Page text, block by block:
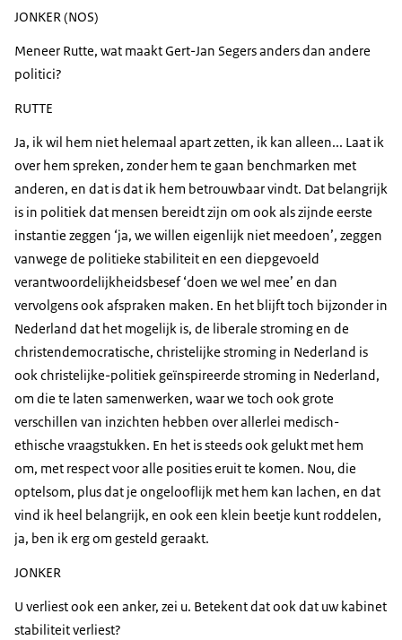
JONKER (NOS)
Meneer Rutte, wat maakt Gert-Jan Segers anders dan andere
politici?
RUTTE
Ja, ik wil hem niet helemaal apart zetten, ik kan alleen... Laat ik
over hem spreken, zonder hem te gaan benchmarken met
anderen, en dat is dat ik hem betrouwbaar vindt. Dat belangrijk
is in politiek dat mensen bereidt zijn om ook als zijnde eerste
instantie zeggen ‘ja, we willen eigenlijk niet meedoen’, zeggen
vanwege de politieke stabiliteit en een diepgevoeld
verantwoordelijkheidsbesef ‘doen we wel mee’ en dan
vervolgens ook afspraken maken. En het blijft toch bijzonder in
Nederland dat het mogelijk is, de liberale stroming en de
christendemocratische, christelijke stroming in Nederland is
ook christelijke-politiek geïnspireerde stroming in Nederland,
om die te laten samenwerken, waar we toch ook grote
verschillen van inzichten hebben over allerlei medisch-
ethische vraagstukken. En het is steeds ook gelukt met hem
om, met respect voor alle posities eruit te komen. Nou, die
optelsom, plus dat je ongelooflijk met hem kan lachen, en dat
vind ik heel belangrijk, en ook een klein beetje kunt roddelen,
ja, ben ik erg om gesteld geraakt.
JONKER
U verliest ook een anker, zei u. Betekent dat ook dat uw kabinet
stabiliteit verliest?